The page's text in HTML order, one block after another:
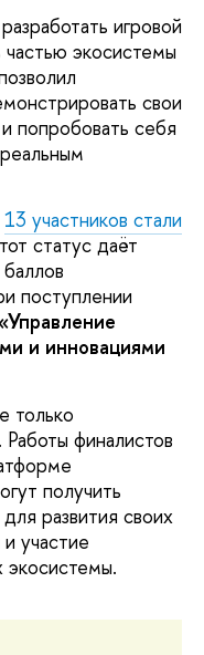
игровой
экосистемы
свои
попробовать себя
13 участников стали
статус даёт
поступлении
и инновациями
только
финалистов
получить
развития своих
участие